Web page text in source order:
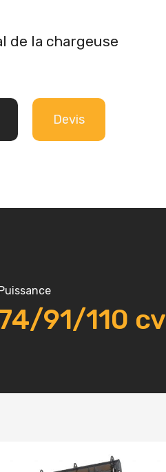
de la chargeuse
Devis
91/110 cv